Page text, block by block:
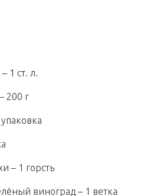
1 ст. л.
200 г
– 1 горсть
виноград – 1 ветка